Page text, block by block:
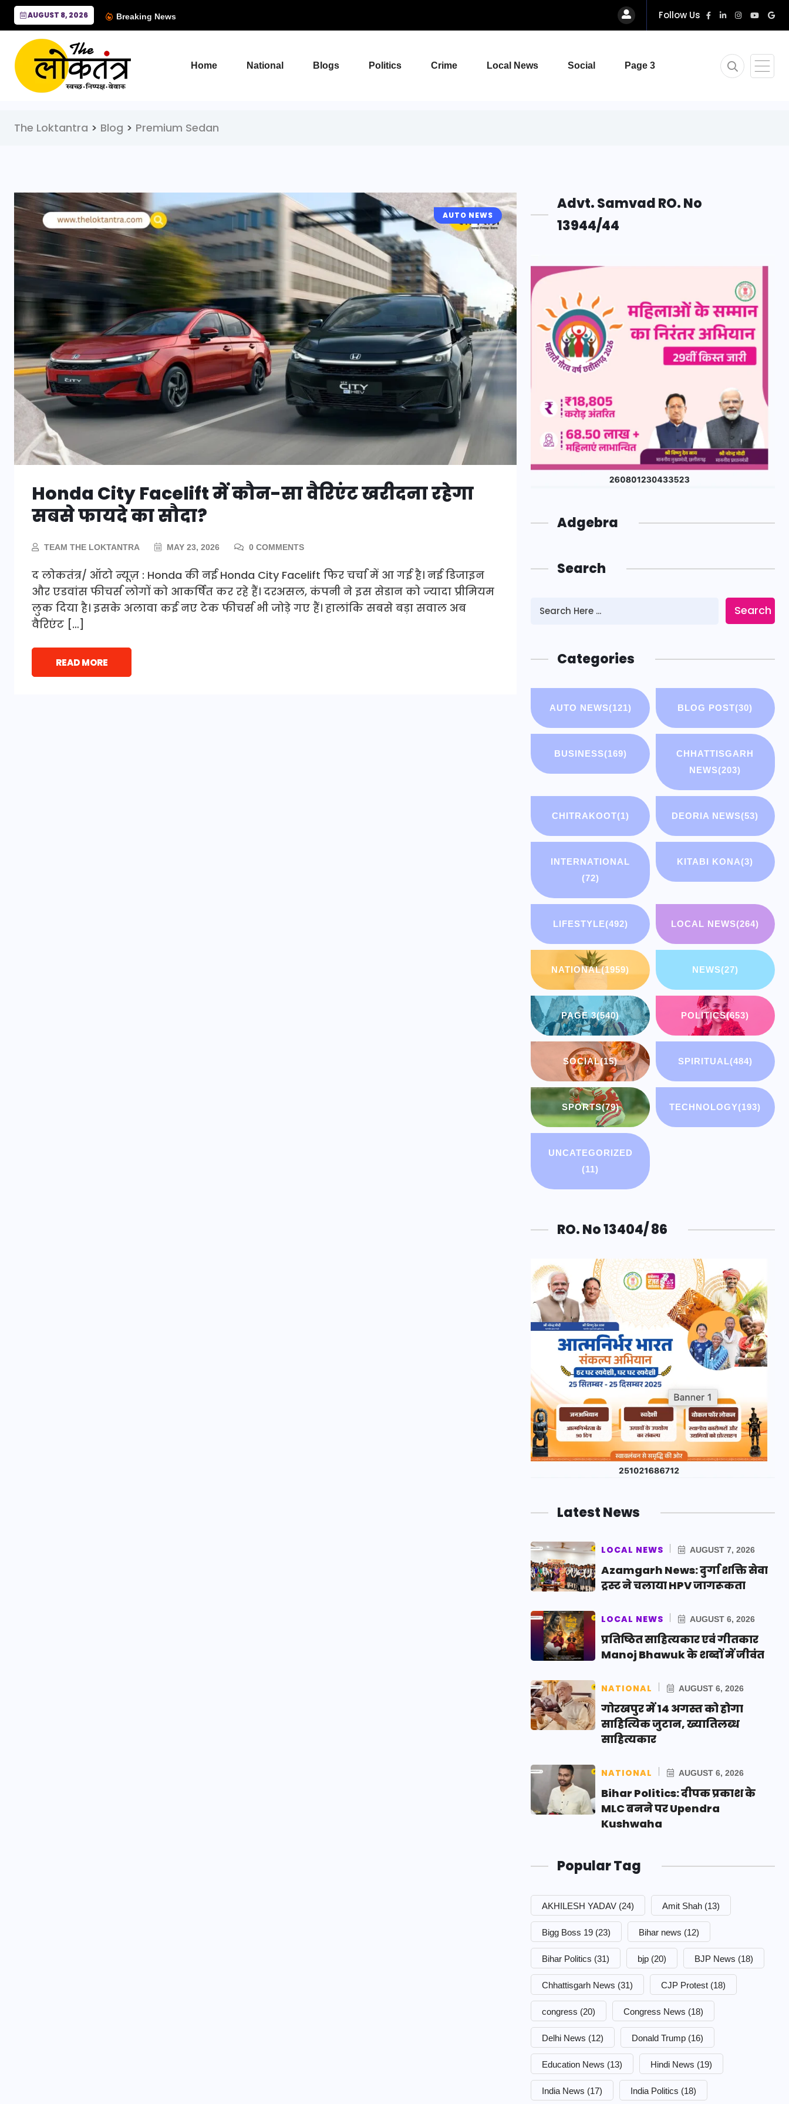
AUGUST 8, 2026 Breaking News Follow Us
Home National Blogs Politics Crime Local News Social Page 3
The Loktantra > Blog > Premium Sedan
AUTO NEWS
Honda City Facelift में कौन-सा वैरिएंट खरीदना रहेगा
सबसे फायदे का सौदा?
TEAM THE LOKTANTRA MAY 23, 2026 0 COMMENTS
द लोकतंत्र/ ऑटो न्यूज़ : Honda की नई Honda City Facelift फिर चर्चा में आ गई है। नई डिजाइन
और एडवांस फीचर्स लोगों को आकर्षित कर रहे हैं। दरअसल, कंपनी ने इस सेडान को ज्यादा प्रीमियम
लुक दिया है। इसके अलावा कई नए टेक फीचर्स भी जोड़े गए हैं। हालांकि सबसे बड़ा सवाल अब
वैरिएंट […]
READ MORE
Advt. Samvad RO. No
13944/44
Adgebra
Search
Search
Categories
AUTO NEWS(121) BLOG POST(30)
BUSINESS(169)
CHHATTISGARH
NEWS(203)
CHITRAKOOT(1) DEORIA NEWS(53)
INTERNATIONAL
(72)
KITABI KONA(3)
LIFESTYLE(492) LOCAL NEWS(264)
NATIONAL(1959) NEWS(27)
PAGE 3(540) POLITICS(653)
SOCIAL(15) SPIRITUAL(484)
SPORTS(79) TECHNOLOGY(193)
UNCATEGORIZED
(11)
RO. No 13404/ 86
Latest News
LOCAL NEWS AUGUST 7, 2026
Azamgarh News: दुर्गा शक्ति सेवा
ट्रस्ट ने चलाया HPV जागरूकता
LOCAL NEWS AUGUST 6, 2026
प्रतिष्ठित साहित्यकार एवं गीतकार
Manoj Bhawuk के शब्दों में जीवंत
NATIONAL AUGUST 6, 2026
गोरखपुर में 14 अगस्त को होगा
साहित्यिक जुटान, ख्यातिलब्ध
साहित्यकार
NATIONAL AUGUST 6, 2026
Bihar Politics: दीपक प्रकाश के
MLC बनने पर Upendra
Kushwaha
Popular Tag
AKHILESH YADAV (24) Amit Shah (13)
Bigg Boss 19 (23) Bihar news (12)
Bihar Politics (31) bjp (20) BJP News (18)
Chhattisgarh News (31) CJP Protest (18)
congress (20) Congress News (18)
Delhi News (12) Donald Trump (16)
Education News (13) Hindi News (19)
India News (17) India Politics (18)